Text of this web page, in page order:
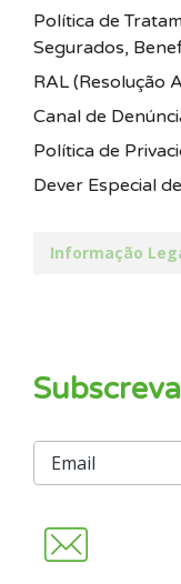
Política de
Segurados,
RAL (Resolução
Canal de
Política de
Dever Especial
Informação